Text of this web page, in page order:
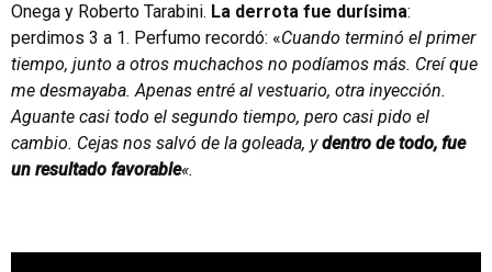
Onega y Roberto Tarabini. La derrota fue durísima:
perdimos 3 a 1. Perfumo recordó: «Cuando terminó el primer
tiempo, junto a otros muchachos no podíamos más. Creí que
me desmayaba. Apenas entré al vestuario, otra inyección.
Aguante casi todo el segundo tiempo, pero casi pido el
cambio. Cejas nos salvó de la goleada, ydentro de todo, fue
un resultado favorable«.